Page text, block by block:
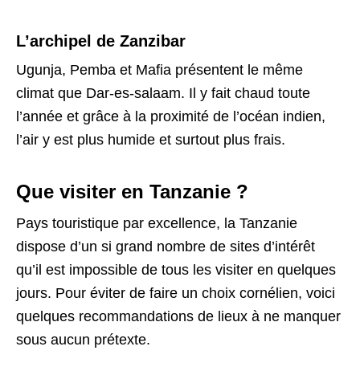
L’archipel de Zanzibar
Ugunja, Pemba et Mafia présentent le même
climat que Dar-es-salaam. Il y fait chaud toute
l’année et grâce à la proximité de l’océan indien,
l’air y est plus humide et surtout plus frais.
Que visiter en Tanzanie ?
Pays touristique par excellence, la Tanzanie
dispose d’un si grand nombre de sites d’intérêt
qu’il est impossible de tous les visiter en quelques
jours. Pour éviter de faire un choix cornélien, voici
quelques recommandations de lieux à ne manquer
sous aucun prétexte.